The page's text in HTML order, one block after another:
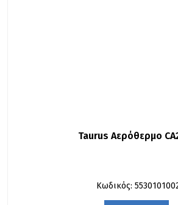
Taurus Αερόθερμο
Κωδικός: